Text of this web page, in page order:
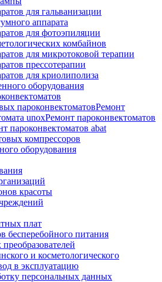
для гальванизации
аппарата
для фотоэпиляции
комбайнов
для микротоковой терапии
прессотерапии
для криолиполиза
оборудования
пароконвектоматовРемонт
unoxРемонт пароконвектоматов
пароконвектоматов abat
компрессоров
оборудования
красоты
плат
бесперебойного питания
и косметологического
в эксплуатацию
персональных данных